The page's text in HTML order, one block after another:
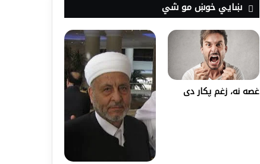
ښايي خوښ مو شي
غصه نه، زغم پکار دی